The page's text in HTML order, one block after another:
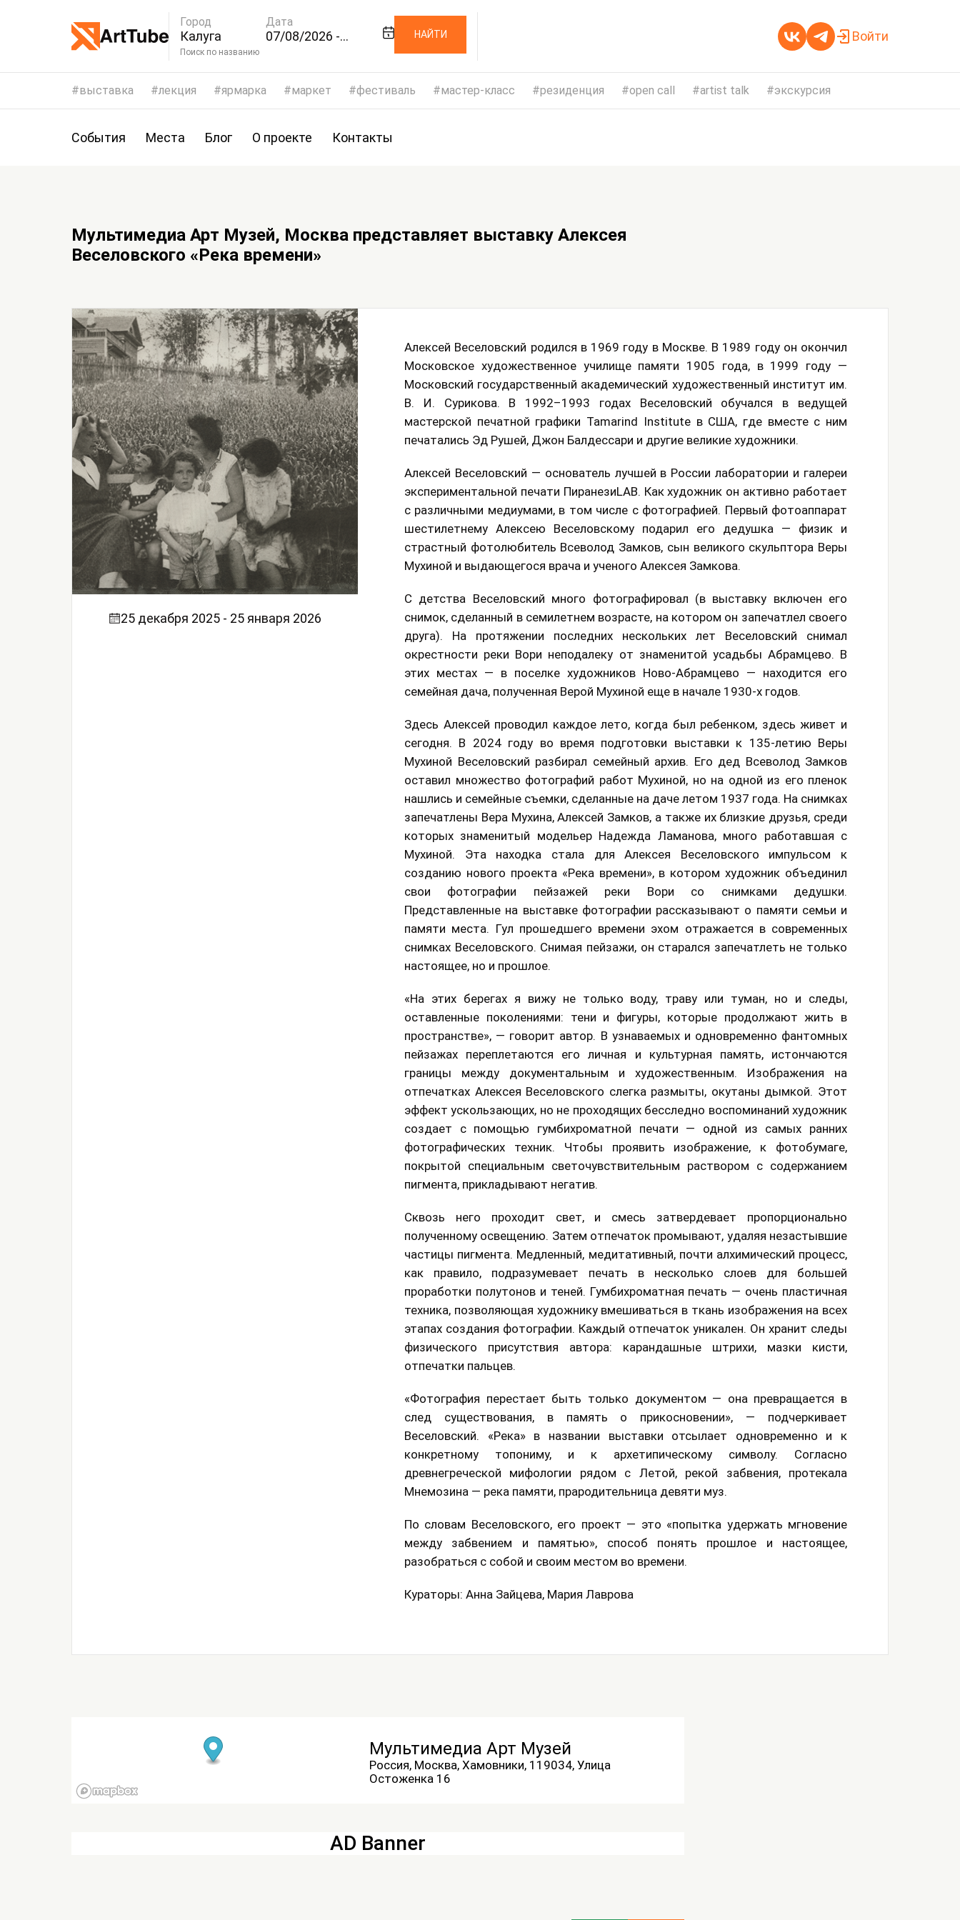
Город
Калуга
Дата
07/08/2026 -
Поиск по названию
НАЙТИ Войти
выставка лекция ярмарка маркет фестиваль мастер-класс резиденция open call artist talk экскурсия
События Места Блог О проекте Контакты
Мультимедиа Арт Музей, Москва представляет выставку Алексея
Веселовского «Река времени»
25 декабря 2025 - 25 января 2026
Алексей Веселовский родился в 1969 году в Москве. В 1989 году он окончил
Московское художественное училище памяти 1905 года, в 1999 году —
Московский государственный академический художественный институт им.
В. И. Сурикова. В 1992–1993 годах Веселовский обучался в ведущей
мастерской печатной графики Tamarind Institute в США, где вместе с ним
печатались Эд Рушей, Джон Балдессари и другие великие художники.
Алексей Веселовский — основатель лучшей в России лаборатории и галереи
экспериментальной печати ПиранезиLAB. Как художник он активно работает
с различными медиумами, в том числе с фотографией. Первый фотоаппарат
шестилетнему Алексею Веселовскому подарил его дедушка — физик и
страстный фотолюбитель Всеволод Замков, сын великого скульптора Веры
Мухиной и выдающегося врача и ученого Алексея Замкова.
С детства Веселовский много фотографировал (в выставку включен его
снимок, сделанный в семилетнем возрасте, на котором он запечатлел своего
друга). На протяжении последних нескольких лет Веселовский снимал
окрестности реки Вори неподалеку от знаменитой усадьбы Абрамцево. В
этих местах — в поселке художников Ново-Абрамцево — находится его
семейная дача, полученная Верой Мухиной еще в начале 1930-х годов.
Здесь Алексей проводил каждое лето, когда был ребенком, здесь живет и
сегодня. В 2024 году во время подготовки выставки к 135-летию Веры
Мухиной Веселовский разбирал семейный архив. Его дед Всеволод Замков
оставил множество фотографий работ Мухиной, но на одной из его пленок
нашлись и семейные съемки, сделанные на даче летом 1937 года. На снимках
запечатлены Вера Мухина, Алексей Замков, а также их близкие друзья, среди
которых знаменитый модельер Надежда Ламанова, много работавшая с
Мухиной. Эта находка стала для Алексея Веселовского импульсом к
созданию нового проекта «Река времени», в котором художник объединил
свои фотографии пейзажей реки Вори со снимками дедушки.
Представленные на выставке фотографии рассказывают о памяти семьи и
памяти места. Гул прошедшего времени эхом отражается в современных
снимках Веселовского. Снимая пейзажи, он старался запечатлеть не только
настоящее, но и прошлое.
«На этих берегах я вижу не только воду, траву или туман, но и следы,
оставленные поколениями: тени и фигуры, которые продолжают жить в
пространстве», — говорит автор. В узнаваемых и одновременно фантомных
пейзажах переплетаются его личная и культурная память, истончаются
границы между документальным и художественным. Изображения на
отпечатках Алексея Веселовского слегка размыты, окутаны дымкой. Этот
эффект ускользающих, но не проходящих бесследно воспоминаний художник
создает с помощью гумбихроматной печати — одной из самых ранних
фотографических техник. Чтобы проявить изображение, к фотобумаге,
покрытой специальным светочувствительным раствором с содержанием
пигмента, прикладывают негатив.
Сквозь него проходит свет, и смесь затвердевает пропорционально
полученному освещению. Затем отпечаток промывают, удаляя незастывшие
частицы пигмента. Медленный, медитативный, почти алхимический процесс,
как правило, подразумевает печать в несколько слоев для большей
проработки полутонов и теней. Гумбихроматная печать — очень пластичная
техника, позволяющая художнику вмешиваться в ткань изображения на всех
этапах создания фотографии. Каждый отпечаток уникален. Он хранит следы
физического присутствия автора: карандашные штрихи, мазки кисти,
отпечатки пальцев.
«Фотография перестает быть только документом — она превращается в
след существования, в память о прикосновении», — подчеркивает
Веселовский. «Река» в названии выставки отсылает одновременно и к
конкретному топониму, и к архетипическому символу. Согласно
древнегреческой мифологии рядом с Летой, рекой забвения, протекала
Мнемозина — река памяти, прародительница девяти муз.
По словам Веселовского, его проект — это «попытка удержать мгновение
между забвением и памятью», способ понять прошлое и настоящее,
разобраться с собой и своим местом во времени.
Кураторы: Анна Зайцева, Мария Лаврова
Мультимедиа Арт Музей
Россия, Москва, Хамовники, 119034, Улица
Остоженка 16
AD Banner